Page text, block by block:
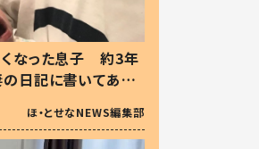
なった息子 約3年
日記に書いてあっ
ほ・とせなNEWS編集部